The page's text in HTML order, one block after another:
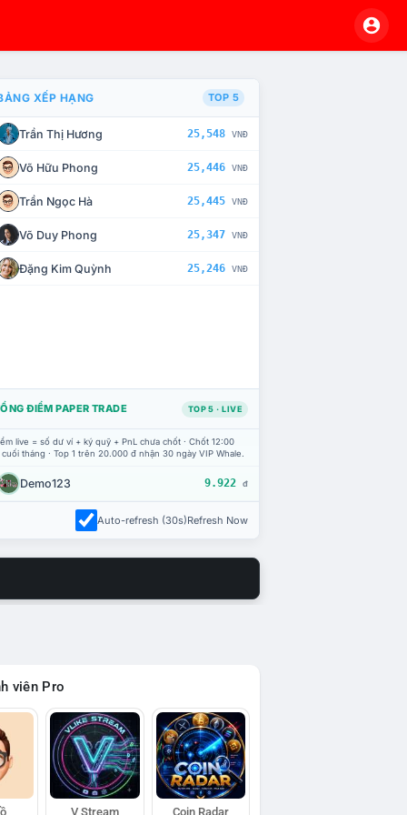
CHẾ TÀI XỬ LÝ VI PHẠM
XẾP HẠNG TOP 5
Trần Thị Hương 25,548 VNĐ
Võ Hữu Phong 25,446 VNĐ
Trần Ngọc Hà 25,445 VNĐ
Võ Duy Phong 25,347 VNĐ
Đặng Kim Quỳnh 25,246 VNĐ
ĐIỂM PAPER TRADE TOP 5 · LIVE
live = số dư ví + ký quỹ + PnL chưa chốt · Chốt 12:00
tháng · Top 1 trên 20.000 đ nhận 30 ngày VIP Whale.
Demo123 9.922 đ
Auto-refresh (30s)Refresh Now
viên Pro
V Stream Coin Radar